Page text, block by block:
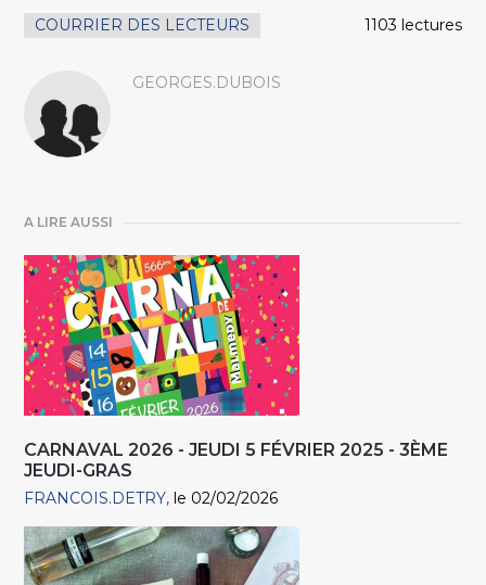
COURRIER DES LECTEURS 1103 lectures
GEORGES.DUBOIS
A LIRE AUSSI
CARNAVAL 2026 - JEUDI 5 FÉVRIER 2025 - 3ÈME
JEUDI-GRAS
FRANCOIS.DETRY le 02/02/2026